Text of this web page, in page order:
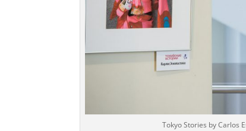
Tokyo Stories by Carlos